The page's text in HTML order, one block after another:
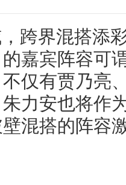
跨界混搭
嘉宾阵容可
仅有贾乃亮
力安也将作
混搭的阵容